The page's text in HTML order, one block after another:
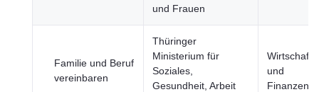
und Frauen
Familie und Beruf
vereinbaren
Thüringer
Ministerium für
Soziales,
Gesundheit, Arbeit
Wirtschaft
und
Finanzen